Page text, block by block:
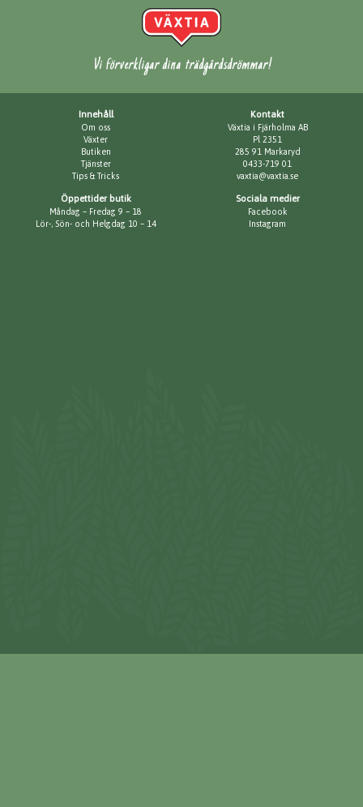
Vi förverkligar dina trädgårdsdrömmar!
Innehåll
Om oss
Växter
Butiken
Tjänster
Tips & Tricks
Kontakt
Växtia i Fjärholma AB
Pl 2351
285 91 Markaryd
0433-719 01
vaxtia@vaxtia.se
Öppettider butik
Måndag – Fredag 9 – 18
Lör-, Sön- och Helgdag 10 – 14
Sociala medier
Facebook
Instagram